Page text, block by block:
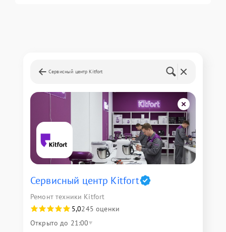
Сервисный центр Kitfort
Сервисный центр Kitfort
Ремонт техники Kitfort
5,0245 оценки
Открыто до 21:00